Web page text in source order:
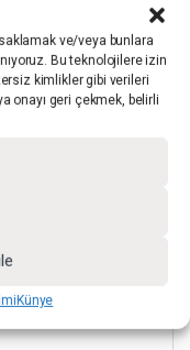
ve/veya bunlara
Bu teknolojilere izin
kimlikler gibi verileri
onayı geri çekmek, belirli
Künye